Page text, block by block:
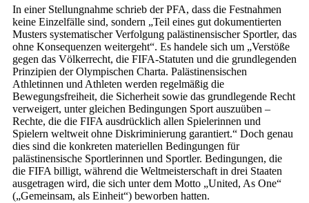
In einer Stellungnahme schrieb der PFA, dass die Festnahmen
keine Einzelfälle sind, sondern „Teil eines gut dokumentierten
Musters systematischer Verfolgung palästinensischer Sportler, das
ohne Konsequenzen weitergeht“. Es handele sich um „Verstöße
gegen das Völkerrecht, die FIFA-Statuten und die grundlegenden
Prinzipien der Olympischen Charta. Palästinensischen
Athletinnen und Athleten werden regelmäßig die
Bewegungsfreiheit, die Sicherheit sowie das grundlegende Recht
verweigert, unter gleichen Bedingungen Sport auszuüben –
Rechte, die die FIFA ausdrücklich allen Spielerinnen und
Spielern weltweit ohne Diskriminierung garantiert.“ Doch genau
dies sind die konkreten materiellen Bedingungen für
palästinensische Sportlerinnen und Sportler. Bedingungen, die
die FIFA billigt, während die Weltmeisterschaft in drei Staaten
ausgetragen wird, die sich unter dem Motto „United, As One“
(„Gemeinsam, als Einheit“) beworben hatten.